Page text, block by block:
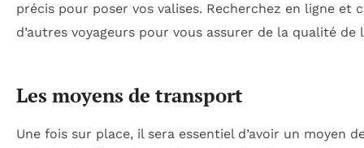
précis pour poser vos valises. Recherchez en ligne
d’autres voyageurs pour vous assurer de la qualité de
Les moyens de transport
Une fois sur place, il sera essentiel d’avoir un